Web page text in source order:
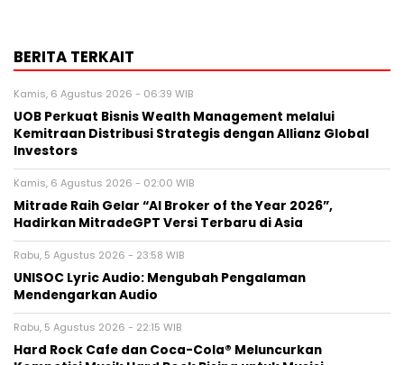
BERITA TERKAIT
Kamis, 6 Agustus 2026 - 06:39 WIB
UOB Perkuat Bisnis Wealth Management melalui
Kemitraan Distribusi Strategis dengan Allianz Global
Investors
Kamis, 6 Agustus 2026 - 02:00 WIB
Mitrade Raih Gelar “AI Broker of the Year 2026”,
Hadirkan MitradeGPT Versi Terbaru di Asia
Rabu, 5 Agustus 2026 - 23:58 WIB
UNISOC Lyric Audio: Mengubah Pengalaman
Mendengarkan Audio
Rabu, 5 Agustus 2026 - 22:15 WIB
Hard Rock Cafe dan Coca-Cola® Meluncurkan